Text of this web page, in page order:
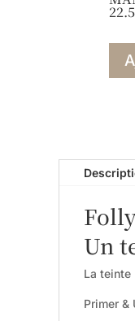
Un
La teinte
Primer &